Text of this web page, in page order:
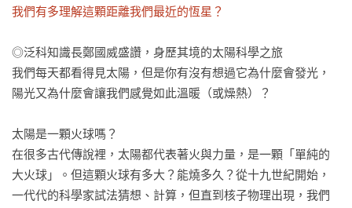
我們有多理解這顆距離我們最近的恆星？
◎泛科知識長鄭國威盛讚，身歷其境的太陽科學之旅
我們每天都看得見太陽，但是你有沒有想過它為什麼會發光，
陽光又為什麼會讓我們感覺如此溫暖（或燥熱）？
太陽是一顆火球嗎？
在很多古代傳說裡，太陽都代表著火與力量，是一顆「單純的
大火球」。但這顆火球有多大？能燒多久？從十九世紀開始，
一代代的科學家試法猜想、計算，但直到核子物理出現，我們